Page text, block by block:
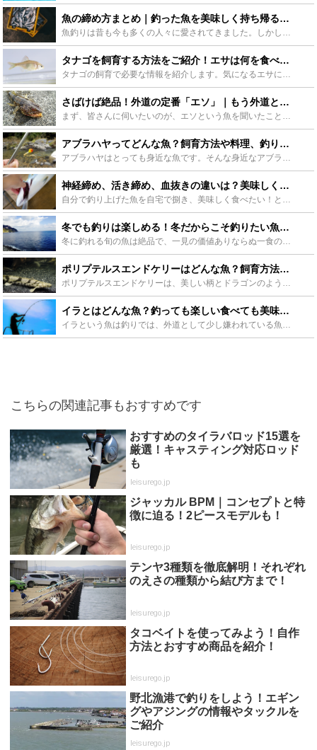
魚の締め方まとめ｜釣った魚を美味しく持ち帰る方法 - Leisurego(レジャーゴー)
魚釣りは昔も今も多くの人々に愛されてきました。しかし、釣った魚を美味しく持ち帰りたいが方法が分からない、魚の締め方がイマイチと思っている方々は少なくないのではないでしょうか。ここでは、具体的な魚の締...
タナゴを飼育する方法をご紹介！エサは何を食べるの？ - Leisurego(レジャーゴー)
タナゴの飼育で必要な情報を紹介します。気になるエサについてや、飼育環境、また、繁殖方法なども詳しく紹介したいと思います。飼育が簡単な魚ではありますが、色々な情報を詳しく知ることによって、より快適な飼...
さばけば絶品！外道の定番「エソ」｜もう外道とは呼ばせないレシピやさばき方解説！ - Leisurego(レジャーゴー)
まず、皆さんに伺いたいのが、エソという魚を聞いたことがありますか？普段生活していてもスーパーや魚屋さんにまず並ぶことの無い魚ですよね。見たことも聞いたこともない！という人がほとんどかと思います。実は...
アブラハヤってどんな魚？飼育方法や料理、釣り方まで徹底解説します！ - Leisurego(レジャーゴー)
アブラハヤはとっても身近な魚です。そんな身近なアブラハヤについて詳しく紹介します。身近ですがあまり知られていない生態や、コツをつかめば楽しい飼育や、実はおいしい料理、初心者や子供でも楽しめる釣りにつ...
神経締め、活き締め、血抜きの違いは？美味しく魚を食べるためのご紹介！ - Leisurego(レジャーゴー)
自分で釣り上げた魚を自宅で捌き、美味しく食べたい！と思っていても、“釣った魚を捌くのはハードルが高い”と思っている方や、“実際に締め方の違いってよく分からない”と思っている方に、さまざまな締め方の方...
冬でも釣りは楽しめる！冬だからこそ釣りたい魚とその釣り方をご紹介！ - Leisurego(レジャーゴー)
冬に釣れる旬の魚は絶品で、一見の価値ありならぬ一食の価値あり！です。寒い、魚が釣れないなど、マイナスイメージを持たれてしまいがちな冬の釣りですが、正しい情報をもとにきちんと対策すれば冬でも快適な釣り...
ポリプテルスエンドケリーはどんな魚？飼育方法や餌を食べないときの対処法も - Leisurego(レジャーゴー)
ポリプテルスエンドケリーは、美しい柄とドラゴンのような見た目から人気の高い大型の熱帯魚です。古代魚でもあるポリプテルスエンドケリーを購入したいと考えた事もあるのではないでしょうか？今回は飼育方法、選...
イラとはどんな魚？釣っても楽しい食べても美味しいイラを紹介！ - Leisurego(レジャーゴー)
イラという魚は釣りでは、外道として少し嫌われている魚ですが。しかし、このイラは、実は食べることも出来るとても美味しい魚です。そんなイラについて生態や特徴、料理や調理法、釣りやおすすめタックルまで、動...
こちらの関連記事もおすすめです
おすすめのタイラバロッド15選を
厳選！キャスティング対応ロッド
も
leisurego.jp
ジャッカル BPM｜コンセプトと特
徴に迫る！2ピースモデルも！
leisurego.jp
テンヤ3種類を徹底解明！それぞれ
のえさの種類から結び方まで！
leisurego.jp
タコベイトを使ってみよう！自作
方法とおすすめ商品を紹介！
leisurego.jp
野北漁港で釣りをしよう！エギン
グやアジングの情報やタックルを
ご紹介
leisurego.jp